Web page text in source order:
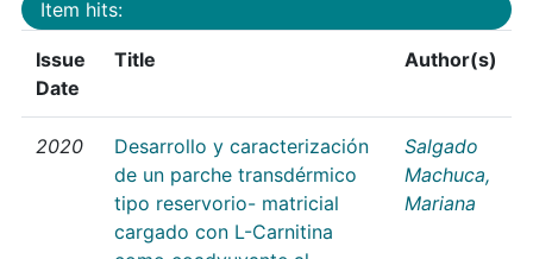
Item hits:
Issue
Date
Title Author(s)
2020
Desarrollo y caracterización
de un parche transdérmico
tipo reservorio- matricial
cargado con L-Carnitina
Salgado
Machuca,
Mariana